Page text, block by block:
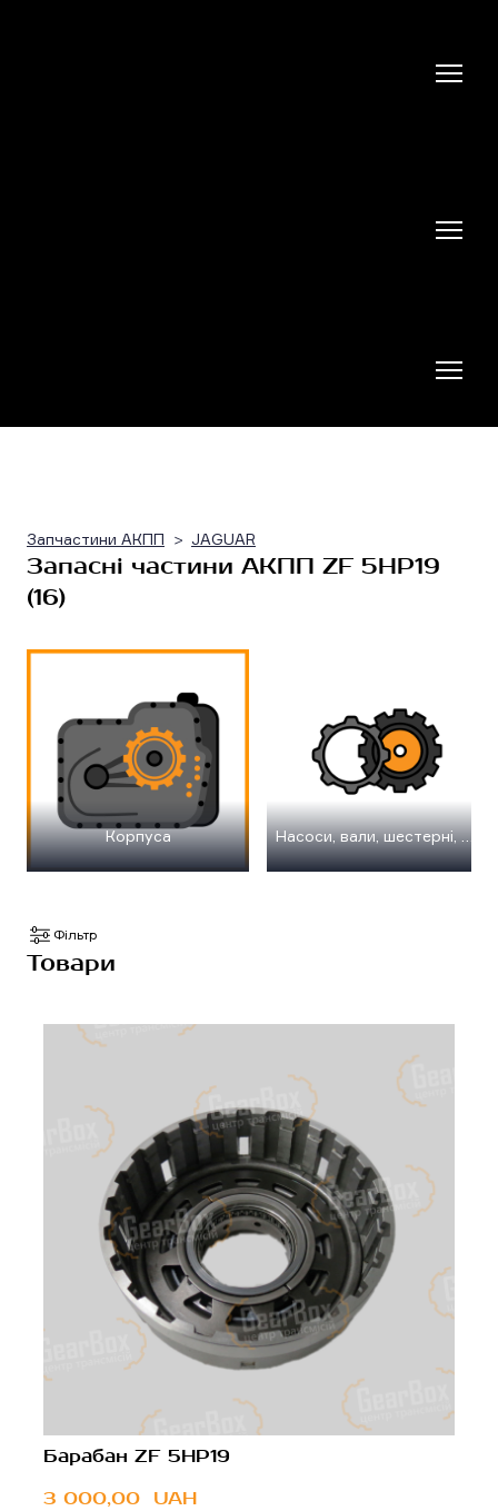
Запчастини АКПП JAGUAR
Запасні частини АКПП ZF 5HP19
(16)
Корпуса Насоси, вали, шестерні, планетарні передачі
Фільтр
Товари
Барабан ZF 5HP19
3 000,00  UAH